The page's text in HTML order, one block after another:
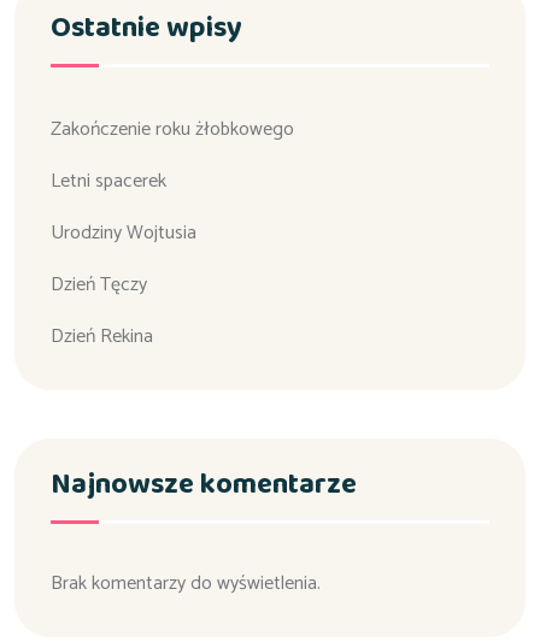
Ostatnie wpisy
Zakończenie roku żłobkowego
Letni spacerek
Urodziny Wojtusia
Dzień Tęczy
Dzień Rekina
Najnowsze komentarze
Brak komentarzy do wyświetlenia.